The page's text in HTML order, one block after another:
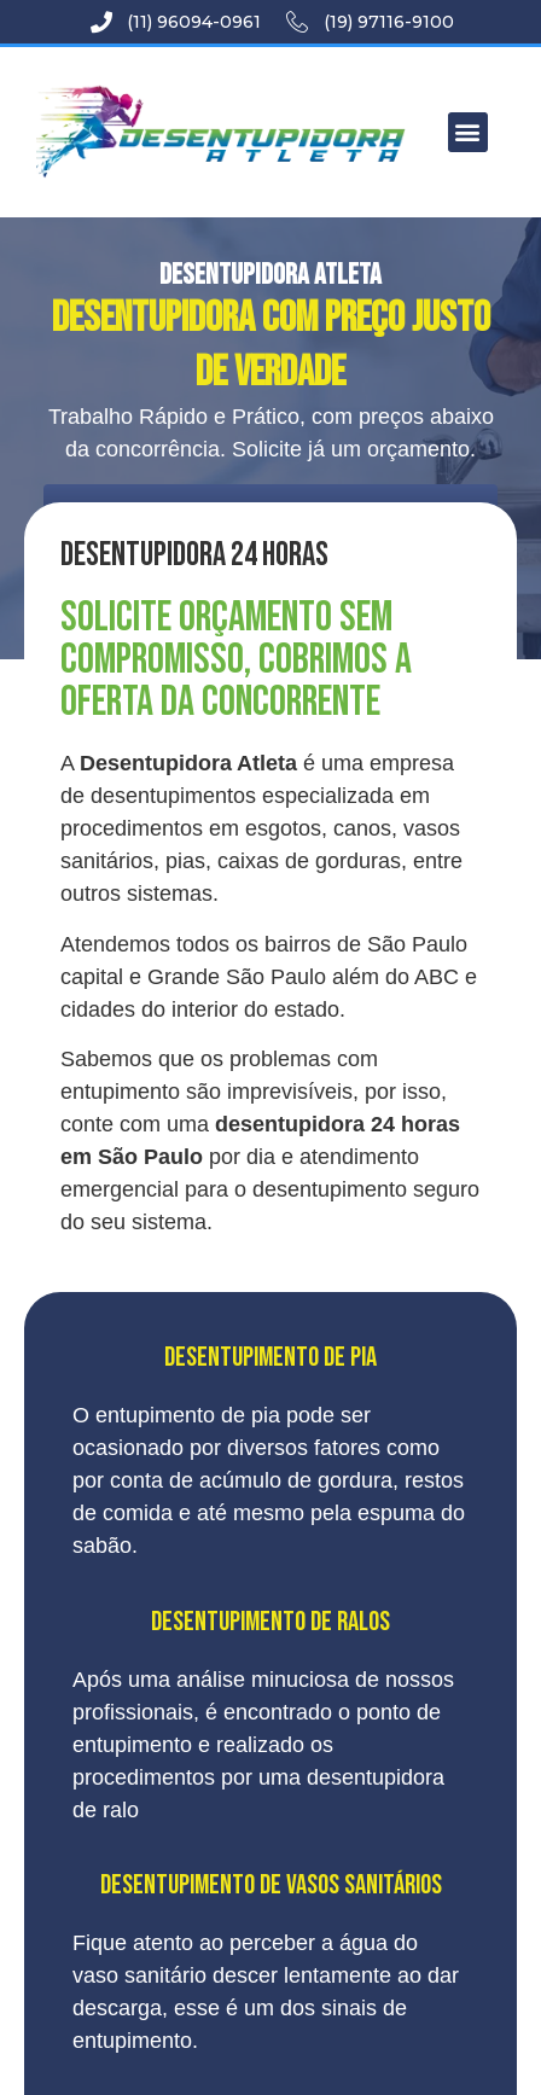
(11) 96094-0961 (19) 97116-9100
DESENTUPIDORA ATLETA
Desentupidora com Preço Justo
de Verdade
Trabalho Rápido e Prático, com preços abaixo
da concorrência. Solicite já um orçamento.
DESENTUPIDORA 24 HORAS
Solicite Orçamento sem
Compromisso, Cobrimos a
Oferta da Concorrente
A Desentupidora Atleta é uma empresa
de desentupimentos especializada em
procedimentos em esgotos, canos, vasos
sanitários, pias, caixas de gorduras, entre
outros sistemas.
Atendemos todos os bairros de São Paulo
capital e Grande São Paulo além do ABC e
cidades do interior do estado.
Sabemos que os problemas com
entupimento são imprevisíveis, por isso,
conte com uma desentupidora 24 horas
em São Paulo por dia e atendimento
emergencial para o desentupimento seguro
do seu sistema.
DESENTUPIMENTO DE PIA
O entupimento de pia pode ser
ocasionado por diversos fatores como
por conta de acúmulo de gordura, restos
de comida e até mesmo pela espuma do
sabão.
DESENTUPIMENTO DE RALOS
Após uma análise minuciosa de nossos
profissionais, é encontrado o ponto de
entupimento e realizado os
procedimentos por uma desentupidora
de ralo
DESENTUPIMENTO DE VASOS SANITÁRIOS
Fique atento ao perceber a água do
vaso sanitário descer lentamente ao dar
descarga, esse é um dos sinais de
entupimento.